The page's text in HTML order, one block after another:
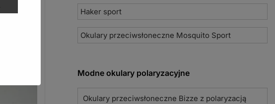
Haker sport
Okulary przeciwsłoneczne Mosquito Sport
Modne okulary polaryzacyjne
Okulary przeciwsłoneczne Bizze z polaryzacją